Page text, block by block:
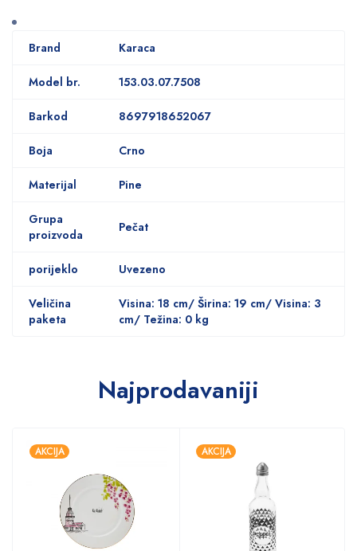
Brand Karaca
Model br. 153.03.07.7508
Barkod 8697918652067
Boja Crno
Materijal Pine
Grupa
proizvoda
Pečat
porijeklo Uvezeno
Veličina
paketa
Visina: 18 cm/ Širina: 19 cm/ Visina: 3
cm/ Težina: 0 kg
Najprodavaniji
AKCIJA AKCIJA